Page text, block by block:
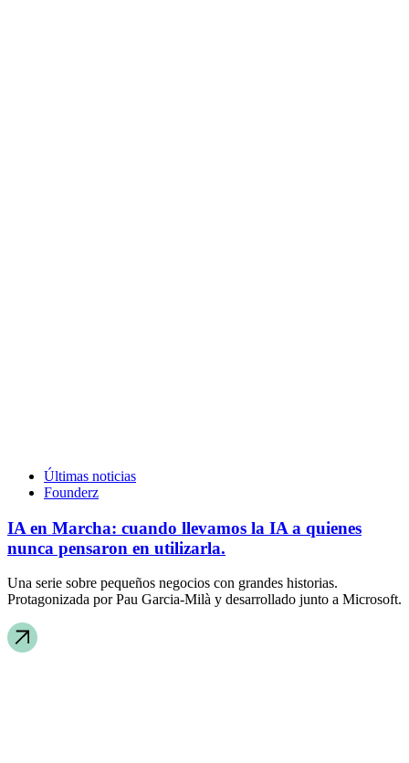
Últimas noticias
Founderz
IA en Marcha: cuando llevamos la IA a quienes
nunca pensaron en utilizarla.
Una serie sobre pequeños negocios con grandes historias.
Protagonizada por Pau Garcia-Milà y desarrollado junto a Microsoft.